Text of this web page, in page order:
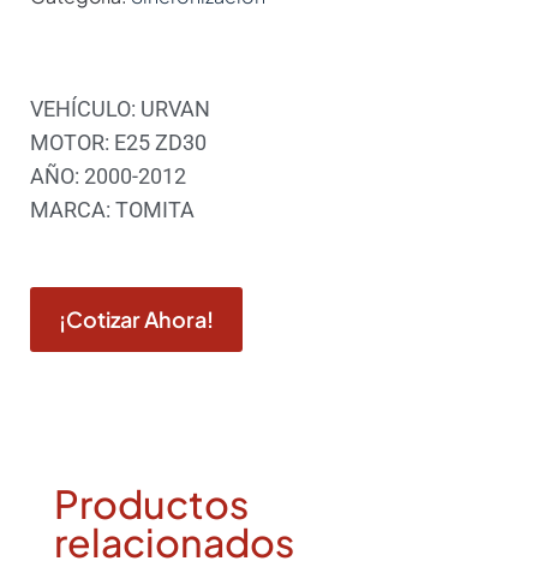
VEHÍCULO: URVAN
MOTOR: E25 ZD30
AÑO: 2000-2012
MARCA: TOMITA
¡Cotizar Ahora!
Productos
relacionados